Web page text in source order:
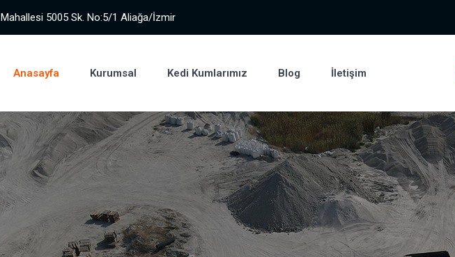
5005 Sk. No:5/1 Aliağa/İzmir
Anasayfa Kurumsal Kedi Kumlarımız Blog İletişim